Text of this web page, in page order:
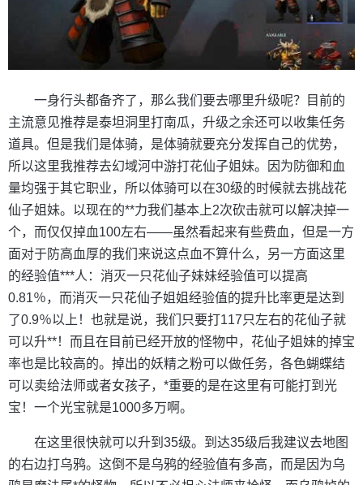
一身行头都备齐了，那么我们要去哪里升级呢？目前的
主流意见推荐是泰坦洞里打南瓜，升级之余还可以收集任务
道具。但是我们是体骑，是体骑就要充分发挥自己的优势，
所以这里我推荐去幻域河中游打花仙子姐妹。因为防御和血
量均强于其它职业，所以体骑可以在30级的时候就去挑战花
仙子姐妹。以现在的**力我们基本上2次砍击就可以解决掉一
个，而仅仅掉血100左右——虽然看起来有些费血，但是一方
面对于防高血厚的我们来说这点血不算什么，另一方面这里
的经验值***人：消灭一只花仙子妹妹经验值可以提高
0.81％，而消灭一只花仙子姐姐经验值的提升比率更是达到
了0.9％以上！也就是说，我们只要打117只左右的花仙子就
可以升**！而且在目前已经开放的怪物中，花仙子姐妹的掉宝
率也是比较高的。掉出的妖精之粉可以做任务，各色蝴蝶结
可以卖给法师或者女孩子，*重要的是在这里有可能打到光
宝！一个光宝就是1000多万啊。
在这里很快就可以升到35级。到达35级后我建议去地图
的右边打乌鸦。这倒不是乌鸦的经验值有多高，而是因为乌